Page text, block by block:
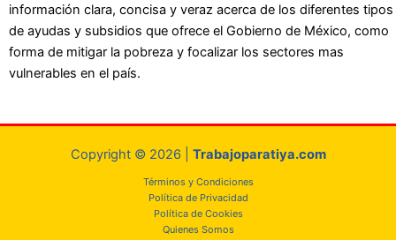
información clara, concisa y veraz acerca de los diferentes tipos
de ayudas y subsidios que ofrece el Gobierno de México, como
forma de mitigar la pobreza y focalizar los sectores mas
vulnerables en el país.
Copyright © 2026 | Trabajoparatiya.com
Términos y Condiciones
Política de Privacidad
Política de Cookies
Quienes Somos